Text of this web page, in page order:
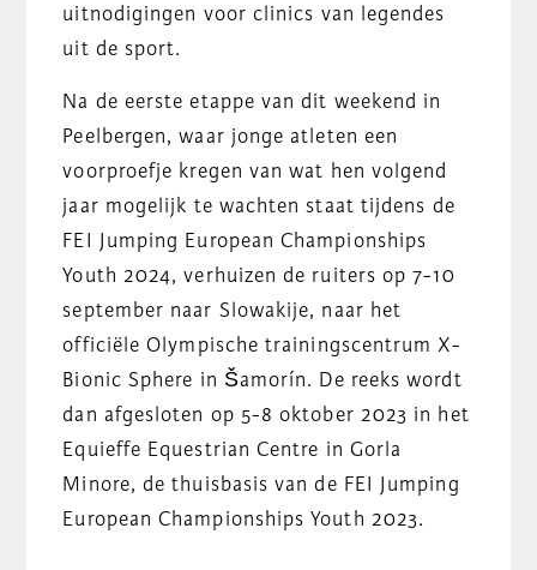
uitnodigingen voor clinics van legendes
uit de sport.
Na de eerste etappe van dit weekend in
Peelbergen, waar jonge atleten een
voorproefje kregen van wat hen volgend
jaar mogelijk te wachten staat tijdens de
FEI Jumping European Championships
Youth 2024, verhuizen de ruiters op 7-10
september naar Slowakije, naar het
officiële Olympische trainingscentrum X-
Bionic Sphere in Šamorín. De reeks wordt
dan afgesloten op 5-8 oktober 2023 in het
Equieffe Equestrian Centre in Gorla
Minore, de thuisbasis van de FEI Jumping
European Championships Youth 2023.